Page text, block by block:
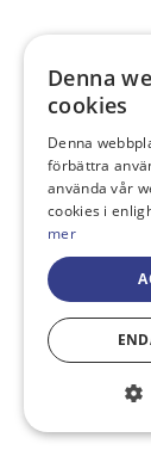
Denna
cookies
Denna
förbättra
använda vår
cookies i
mer